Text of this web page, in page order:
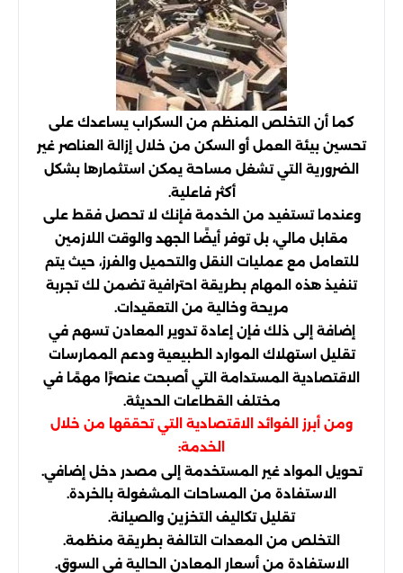
كما أن التخلص المنظم من السكراب يساعدك على
تحسين بيئة العمل أو السكن من خلال إزالة العناصر غير
الضرورية التي تشغل مساحة يمكن استثمارها بشكل
أكثر فاعلية.
وعندما تستفيد من الخدمة فإنك لا تحصل فقط على
مقابل مالي، بل توفر أيضًا الجهد والوقت اللازمين
للتعامل مع عمليات النقل والتحميل والفرز، حيث يتم
تنفيذ هذه المهام بطريقة احترافية تضمن لك تجربة
مريحة وخالية من التعقيدات.
إضافة إلى ذلك فإن إعادة تدوير المعادن تسهم في
تقليل استهلاك الموارد الطبيعية ودعم الممارسات
الاقتصادية المستدامة التي أصبحت عنصرًا مهمًا في
مختلف القطاعات الحديثة.
ومن أبرز الفوائد الاقتصادية التي تحققها من خلال
الخدمة:
تحويل المواد غير المستخدمة إلى مصدر دخل إضافي.
الاستفادة من المساحات المشغولة بالخردة.
تقليل تكاليف التخزين والصيانة.
التخلص من المعدات التالفة بطريقة منظمة.
الاستفادة من أسعار المعادن الحالية في السوق.